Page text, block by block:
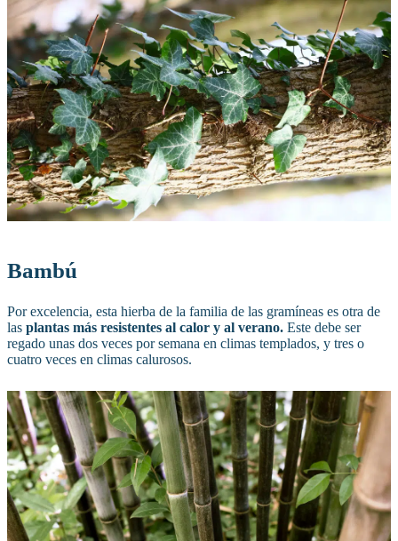
Bambú
Por excelencia, esta hierba de la familia de las gramíneas es otra de
las plantas más resistentes al calor y al verano. Este debe ser
regado unas dos veces por semana en climas templados, y tres o
cuatro veces en climas calurosos.